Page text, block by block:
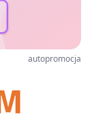
autopromocja